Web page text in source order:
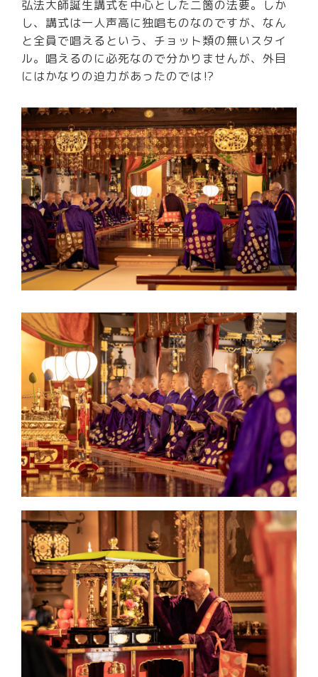
弘法大師誕生講式を中心とした二箇の法要。しか
し、講式は一人声高に独唱ものなのですが、なん
と全員で唱えるという、チョット類の無いスタイ
ル。唱えるのに必死なので分かりませんが、外目
にはかなりの迫力があったのでは⁉